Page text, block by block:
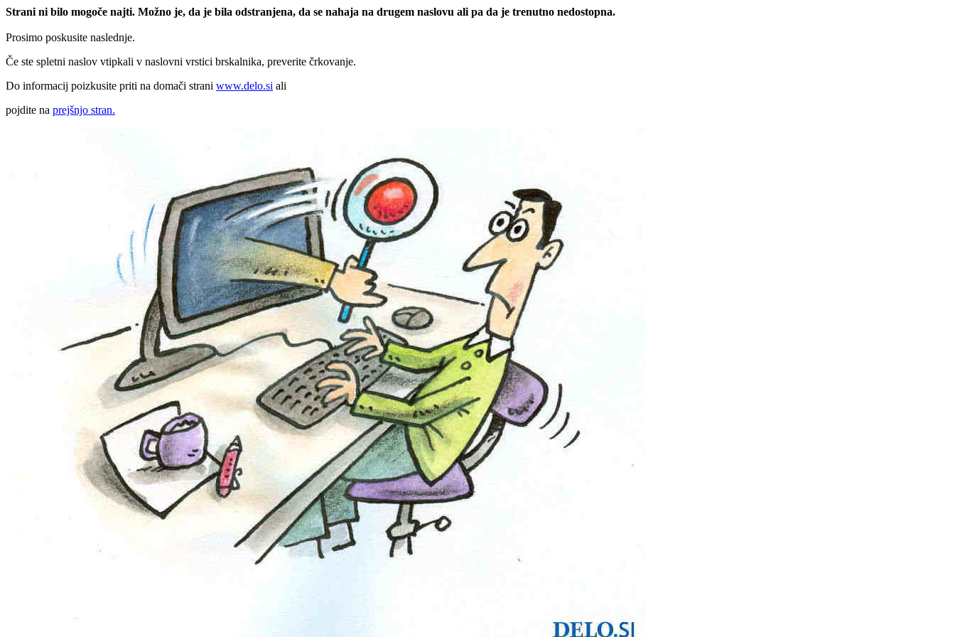
Strani ni bilo mogoče najti. Možno je, da je bila odstranjena, da se nahaja na drugem naslovu ali pa da je trenutno nedostopna.
Prosimo poskusite naslednje.
Če ste spletni naslov vtipkali v naslovni vrstici brskalnika, preverite črkovanje.
Do informacij poizkusite priti na domači strani www.delo.si ali
pojdite na prejšnjo stran.